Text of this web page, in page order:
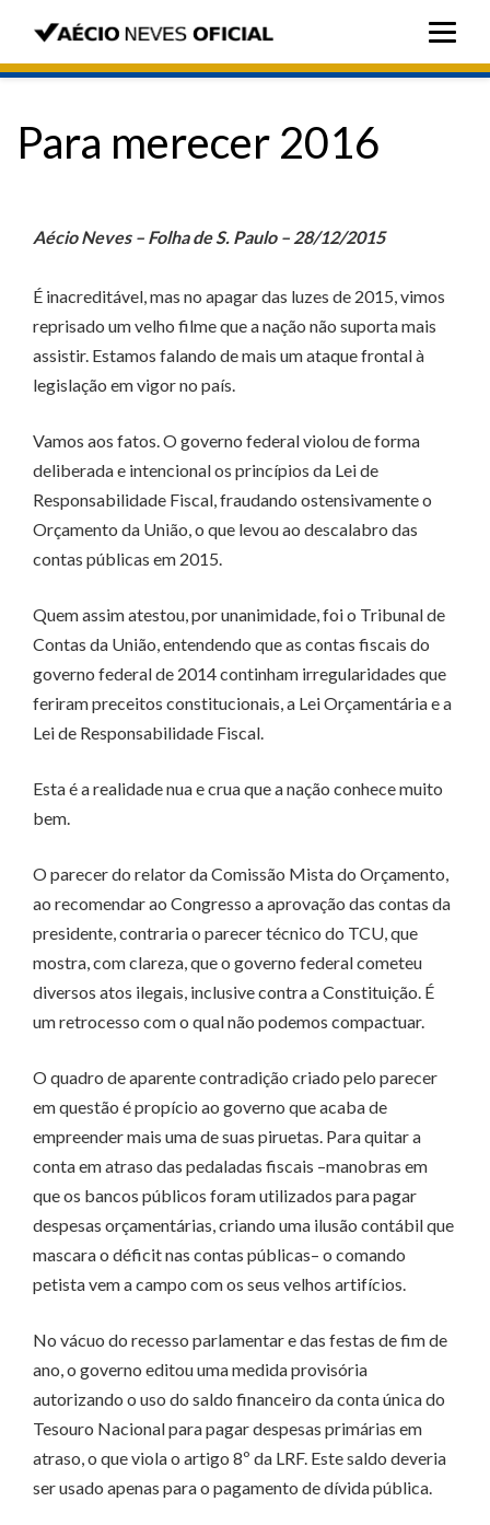
Para merecer 2016
Aécio Neves – Folha de S. Paulo – 28/12/2015
É inacreditável, mas no apagar das luzes de 2015, vimos
reprisado um velho filme que a nação não suporta mais
assistir. Estamos falando de mais um ataque frontal à
legislação em vigor no país.
Vamos aos fatos. O governo federal violou de forma
deliberada e intencional os princípios da Lei de
Responsabilidade Fiscal, fraudando ostensivamente o
Orçamento da União, o que levou ao descalabro das
contas públicas em 2015.
Quem assim atestou, por unanimidade, foi o Tribunal de
Contas da União, entendendo que as contas fiscais do
governo federal de 2014 continham irregularidades que
feriram preceitos constitucionais, a Lei Orçamentária e a
Lei de Responsabilidade Fiscal.
Esta é a realidade nua e crua que a nação conhece muito
bem.
O parecer do relator da Comissão Mista do Orçamento,
ao recomendar ao Congresso a aprovação das contas da
presidente, contraria o parecer técnico do TCU, que
mostra, com clareza, que o governo federal cometeu
diversos atos ilegais, inclusive contra a Constituição. É
um retrocesso com o qual não podemos compactuar.
O quadro de aparente contradição criado pelo parecer
em questão é propício ao governo que acaba de
empreender mais uma de suas piruetas. Para quitar a
conta em atraso das pedaladas fiscais –manobras em
que os bancos públicos foram utilizados para pagar
despesas orçamentárias, criando uma ilusão contábil que
mascara o déficit nas contas públicas– o comando
petista vem a campo com os seus velhos artifícios.
No vácuo do recesso parlamentar e das festas de fim de
ano, o governo editou uma medida provisória
autorizando o uso do saldo financeiro da conta única do
Tesouro Nacional para pagar despesas primárias em
atraso, o que viola o artigo 8º da LRF. Este saldo deveria
ser usado apenas para o pagamento de dívida pública.